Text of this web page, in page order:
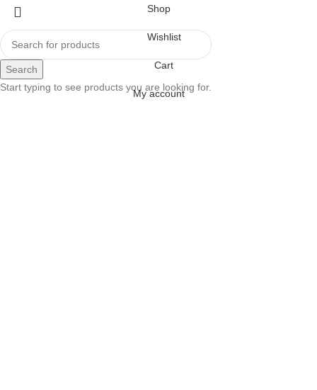
Search
Start typing to see products you are looking for.
Shop
Wishlist
Cart
My account